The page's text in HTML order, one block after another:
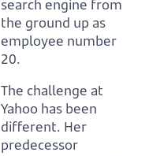
search engine from
the ground up as
employee number
20.
The challenge at
Yahoo has been
different. Her
predecessor